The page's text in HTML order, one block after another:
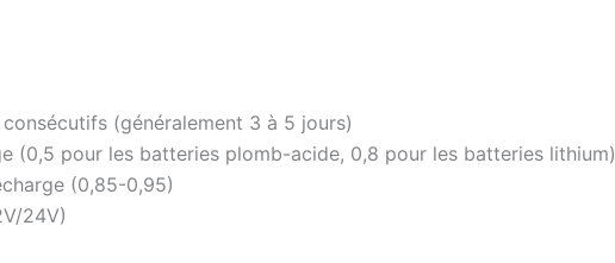
(généralement 3 à 5 jours)
(0,5 pour les batteries plomb-acide, 0,8 pour les batteries lithium)
(0,85-0,95)
24V)